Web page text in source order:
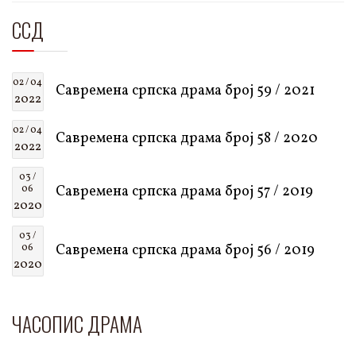
ССД
02 / 04
2022 Савремена српска драма број 59 / 2021
02 / 04
2022 Савремена српска драма број 58 / 2020
03 /
06
2020
Савремена српска драма број 57 / 2019
03 /
06
2020
Савремена српска драма број 56 / 2019
ЧАСОПИС ДРАМА